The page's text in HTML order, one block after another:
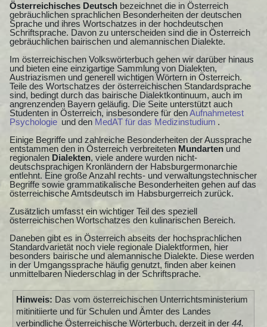
Österreichisches Deutsch bezeichnet die in Österreich
gebräuchlichen sprachlichen Besonderheiten der deutschen
Sprache und ihres Wortschatzes in der hochdeutschen
Schriftsprache. Davon zu unterscheiden sind die in Österreich
gebräuchlichen bairischen und alemannischen Dialekte.
Im österreichischen Volkswörterbuch gehen wir darüber hinaus
und bieten eine einzigartige Sammlung von Dialekten,
Austriazismen und generell wichtigen Wörtern in Österreich.
Teile des Wortschatzes der österreichischen Standardsprache
sind, bedingt durch das bairische Dialektkontinuum, auch im
angrenzenden Bayern geläufig. Die Seite unterstützt auch
Studenten in Österreich, insbesondere für denAufnahmetest
Psychologie und den MedAT für das Medizinstudium .
Einige Begriffe und zahlreiche Besonderheiten der Aussprache
entstammen den in Österreich verbreiteten Mundarten und
regionalen Dialekten, viele andere wurden nicht-
deutschsprachigen Kronländern der Habsburgermonarchie
entlehnt. Eine große Anzahl rechts- und verwaltungstechnischer
Begriffe sowie grammatikalische Besonderheiten gehen auf das
österreichische Amtsdeutsch im Habsburgerreich zurück.
Zusätzlich umfasst ein wichtiger Teil des speziell
österreichischen Wortschatzes den kulinarischen Bereich.
Daneben gibt es in Österreich abseits der hochsprachlichen
Standardvarietät noch viele regionale Dialektformen, hier
besonders bairische und alemannische Dialekte. Diese werden
in der Umgangssprache häufig genutzt, finden aber keinen
unmittelbaren Niederschlag in der Schriftsprache.
Hinweis: Das vom österreichischen Unterrichtsministerium
mitinitiierte und für Schulen und Ämter des Landes
verbindliche Österreichische Wörterbuch, derzeit in der 44.